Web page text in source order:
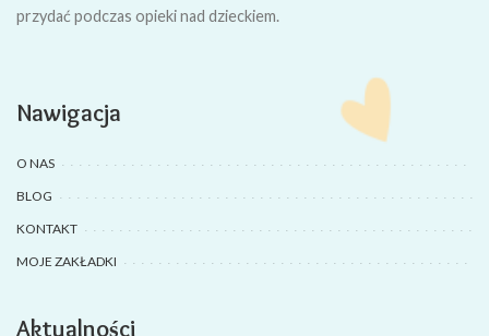
przydać podczas opieki nad dzieckiem.
Nawigacja
O NAS
BLOG
KONTAKT
MOJE ZAKŁADKI
Aktualności